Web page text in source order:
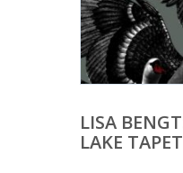
LISA
LAKE